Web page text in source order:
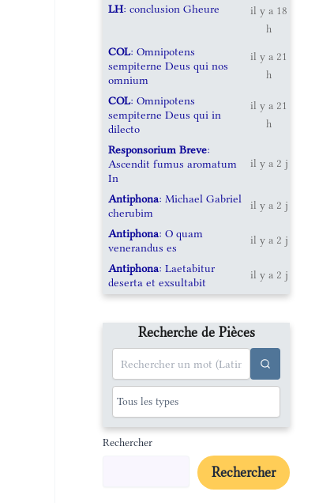
LH: conclusion Gheure
il y a 18
h
COL: Omnipotens
sempiterne Deus qui nos
omnium
il y a 21
h
COL: Omnipotens
sempiterne Deus qui in
dilecto
il y a 21
h
Responsorium Breve:
Ascendit fumus aromatum
In
il y a 2 j
Antiphona: Michael Gabriel
cherubim
il y a 2 j
Antiphona: O quam
venerandus es
il y a 2 j
Antiphona: Laetabitur
deserta et exsultabit
il y a 2 j
Recherche de Pièces
Rechercher
Rechercher